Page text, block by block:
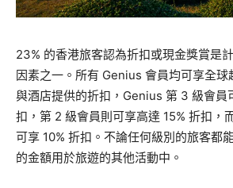
23% 的香港旅客認為折扣或現金獎賞是
因素之一。所有 Genius 會員均可享全
與酒店提供的折扣，Genius 第 3 級會員
扣，第 2 級會員則可享高達 15% 折扣，
可享 10% 折扣。不論任何級別的旅客都
的金額用於旅遊的其他活動中。